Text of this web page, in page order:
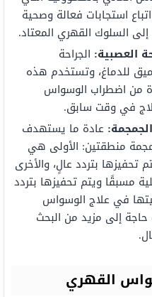
استجابات فعالة وصحية
السلوك القهري المعتاد.
العصبية: الجراحة
للدماغ، وتستخدم هذه
من اضطراب الوسواس
في وقت سابق.
عادة ما يستهدف
منطقتين: الأولى هي
تحفيزها بتردد عالٍ، والأخرى
مسبقًا ويتم تحفيزها بتردد
في علاج الوسواس
إلى مزيد من البحث
القهري